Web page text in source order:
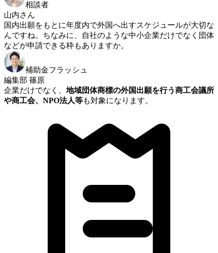
相談者
山内さん
国内出願をもとに年度内で外国へ出すスケジュールが大切な
んですね。ちなみに、自社のような中小企業だけでなく団体
などが申請できる枠もありますか。
補助金フラッシュ
編集部 篠原
企業だけでなく、 地域団体商標の外国出願を行う商工会議所
や商工会、NPO法人等も対象になります。